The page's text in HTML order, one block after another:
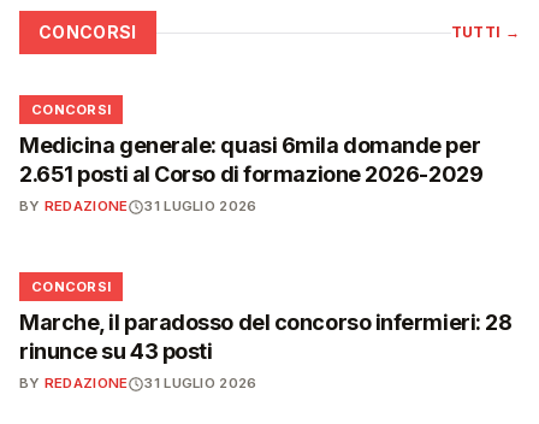
CONCORSI TUTTI →
📋
CONCORSI
Medicina generale: quasi 6mila domande per
2.651 posti al Corso di formazione 2026-2029
BY REDAZIONE 31 LUGLIO 2026
📋
CONCORSI
Marche, il paradosso del concorso infermieri: 28
rinunce su 43 posti
BY REDAZIONE 31 LUGLIO 2026